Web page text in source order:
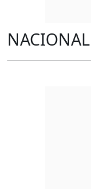
NACIONAL